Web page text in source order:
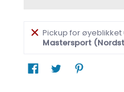
Pickup for
Mastersport